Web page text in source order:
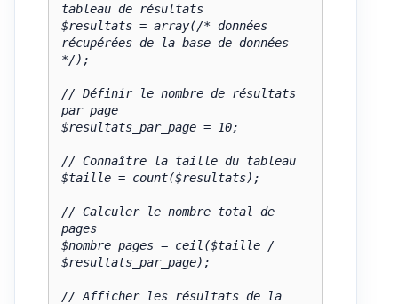
tableau de résultats
$resultats = array(/* données
récupérées de la base de données
*/);
// Définir le nombre de résultats
par page
$resultats_par_page = 10;
// Connaître la taille du tableau
$taille = count($resultats);
// Calculer le nombre total de
pages
$nombre_pages = ceil($taille /
$resultats_par_page);
// Afficher les résultats de la